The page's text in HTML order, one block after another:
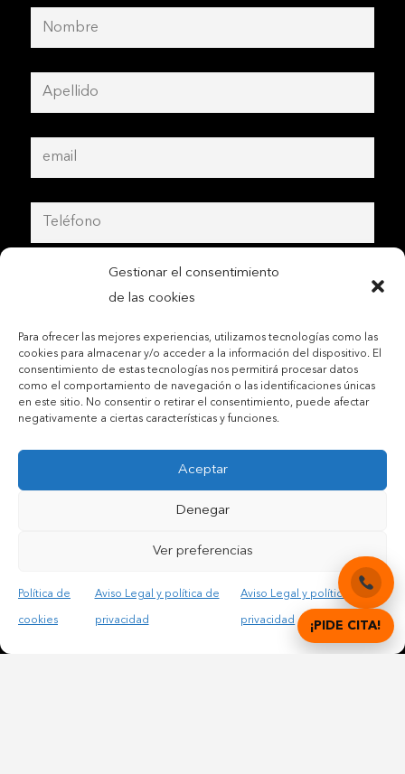
Gestionar el consentimiento
de las cookies
Para ofrecer las mejores experiencias, utilizamos tecnologías como las
cookies para almacenar y/o acceder a la información del dispositivo. El
consentimiento de estas tecnologías nos permitirá procesar datos
como el comportamiento de navegación o las identificaciones únicas
en este sitio. No consentir o retirar el consentimiento, puede afectar
negativamente a ciertas características y funciones.
Aceptar
Denegar
Ver preferencias
Política de
cookies
Aviso Legal y política de
privacidad
Aviso Legal y política de
privacidad
Contactar por teléfono móvil
Acepto las condiciones legales y la política de privacidad
¡PIDE CITA!